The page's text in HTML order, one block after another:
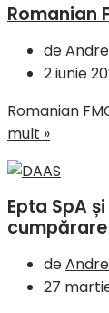
Romanian
de
2 iunie
Romanian
mult »
Epta SpA
cumpărare
de
27